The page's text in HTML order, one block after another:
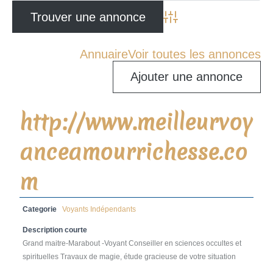
Advanced Search
AnnuaireVoir toutes les annonces
Ajouter une annonce
http://www.meilleurvoy
anceamourrichesse.co
m
Categorie Voyants Indépendants
Description courte
Grand maitre-Marabout -Voyant Conseiller en sciences occultes et
spirituelles Travaux de magie, étude gracieuse de votre situation